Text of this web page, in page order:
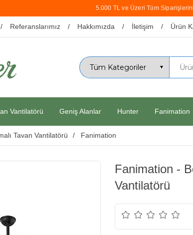
5.000 TL ve Üzeri Tüm
Referanslarımız Hakkımızda İletişim Ürün
Vantilatörü Geniş Alanlar Hunter Fanimation
Tavan Vantilatörü Fanimation
Fanimation -
Vantilatörü